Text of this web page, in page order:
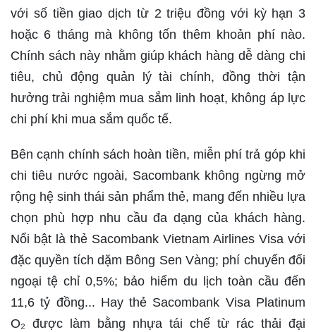
với số tiền giao dịch từ 2 triệu đồng với kỳ hạn 3
hoặc 6 tháng mà không tốn thêm khoản phí nào.
Chính sách này nhằm giúp khách hàng dễ dàng chi
tiêu, chủ động quản lý tài chính, đồng thời tận
hưởng trải nghiệm mua sắm linh hoạt, không áp lực
chi phí khi mua sắm quốc tế.
Bên cạnh chính sách hoàn tiền, miễn phí trả góp khi
chi tiêu nước ngoài, Sacombank không ngừng mở
rộng hệ sinh thái sản phẩm thẻ, mang đến nhiều lựa
chọn phù hợp nhu cầu đa dạng của khách hàng.
Nổi bật là thẻ Sacombank Vietnam Airlines Visa với
đặc quyền tích dặm Bông Sen Vàng; phí chuyển đổi
ngoại tệ chỉ 0,5%; bảo hiểm du lịch toàn cầu đến
11,6 tỷ đồng... Hay thẻ Sacombank Visa Platinum
O₂ được làm bằng nhựa tái chế từ rác thải đại